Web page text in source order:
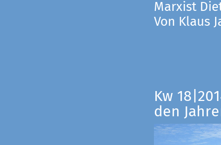
Marxist
Von Klaus
Kw
den